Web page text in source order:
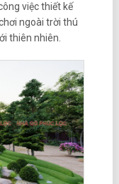
việc thiết kế
ngoài trời thú
thiên nhiên.